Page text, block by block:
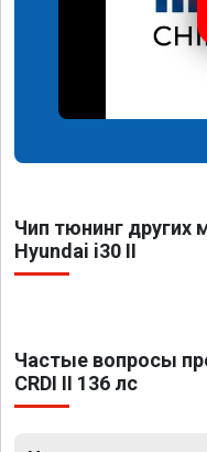
Чип тюнинг других
Hyundai i30 II
Частые вопросы
CRDI II 136 лс